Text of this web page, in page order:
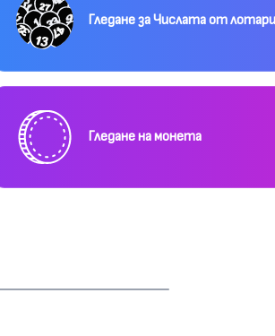
Гледане за Числата от
Гледане на монета